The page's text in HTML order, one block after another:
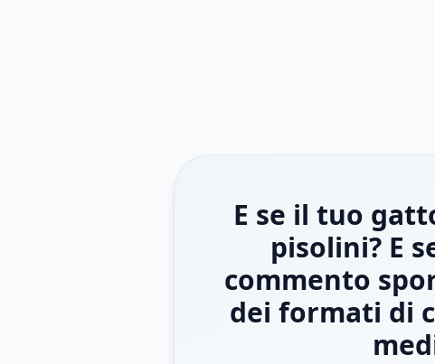
E se il tuo
pisolini? E
commento
dei formati di